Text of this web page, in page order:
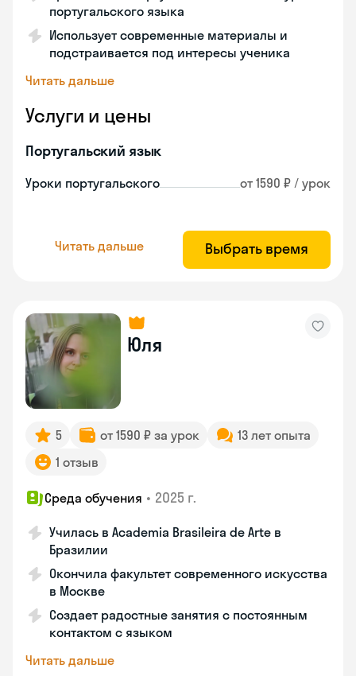
португальского языка
Использует современные материалы и
подстраивается под интересы ученика
Читать дальше
Услуги и цены
Португальский язык
Уроки португальского от 1590 ₽ / урок
Читать дальше Выбрать время
Юля
5 от 1590 ₽ за урок
13 лет опыта
1 отзыв
Среда обучения • 2025 г.
Училась в Academia Brasileira de Arte в
Бразилии
Окончила факультет современного искусства
в Москве
Создает радостные занятия с постоянным
контактом с языком
Читать дальше